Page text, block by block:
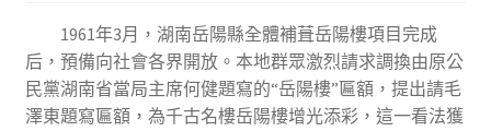
1961年3月，湖南岳陽縣全體補葺岳陽樓項目完成
后，預備向社會各界開放。本地群眾激烈請求調換由原公
民黨湖南省當局主席何健題寫的“岳陽樓”匾額，提出請毛
澤東題寫匾額，為千古名樓岳陽樓增光添彩，這一看法獲